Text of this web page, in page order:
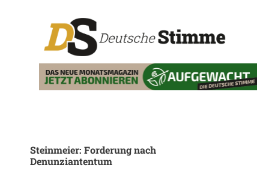
Steinmeier: Forderung nach
Denunziantentum